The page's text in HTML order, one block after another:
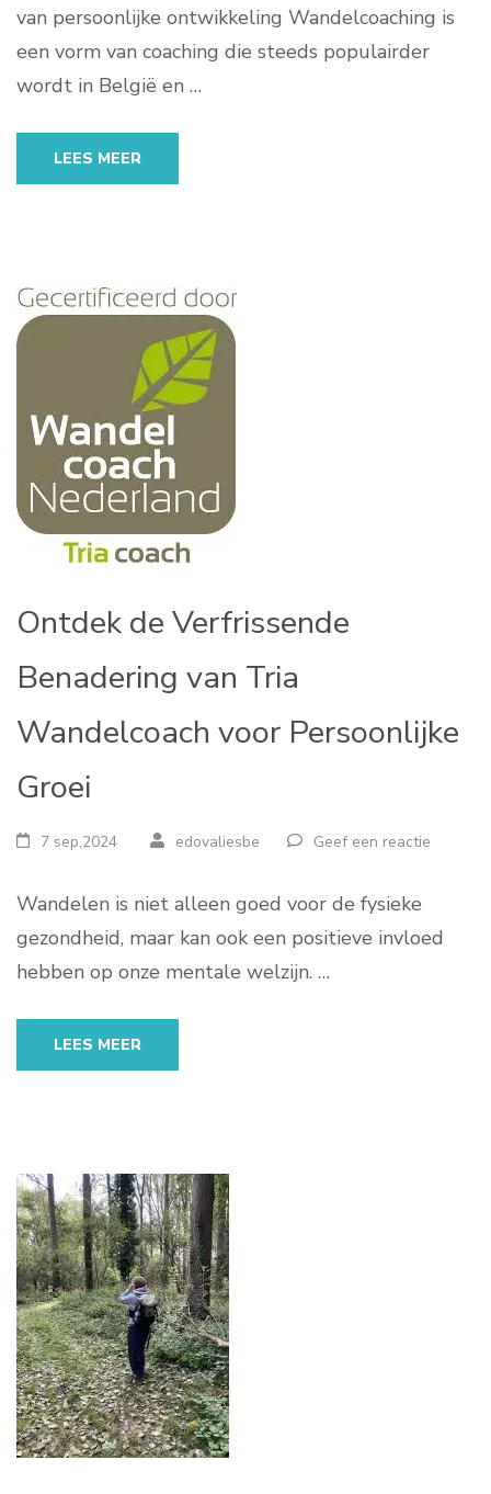
van persoonlijke ontwikkeling Wandelcoaching is
een vorm van coaching die steeds populairder
wordt in België en …
LEES MEER
Ontdek de Verfrissende
Benadering van Tria
Wandelcoach voor Persoonlijke
Groei
7 sep,2024 edovaliesbe Geef een reactie
Wandelen is niet alleen goed voor de fysieke
gezondheid, maar kan ook een positieve invloed
hebben op onze mentale welzijn. …
LEES MEER